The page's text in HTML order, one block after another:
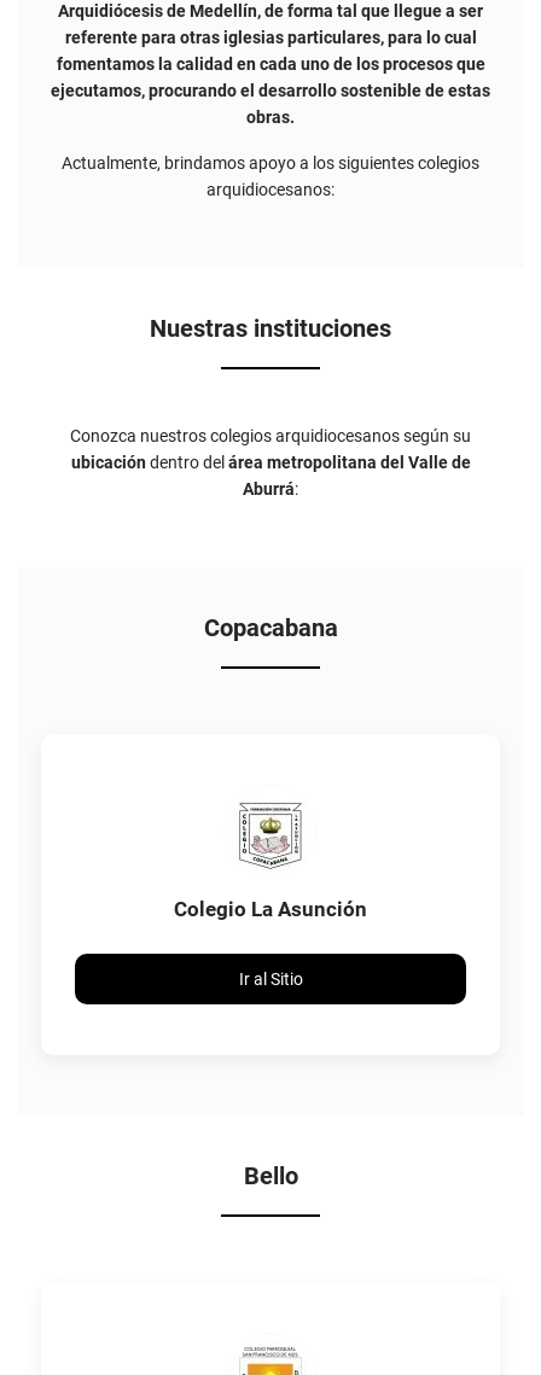
Arquidiócesis de Medellín, de forma tal que llegue a ser
referente para otras iglesias particulares, para lo cual
fomentamos la calidad en cada uno de los procesos que
ejecutamos, procurando el desarrollo sostenible de estas
obras.
Actualmente, brindamos apoyo a los siguientes colegios
arquidiocesanos:
Nuestras instituciones
Conozca nuestros colegios arquidiocesanos según su
ubicacióndentro del área metropolitana del Valle de
Aburrá:
Copacabana
Colegio La Asunción
Ir al Sitio
Bello